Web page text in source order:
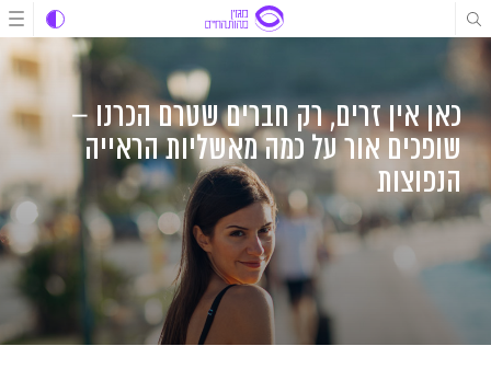
דלג
לתוכן
דלג
לתוכן
דלג
לניווט
כאן אין זרים, רק חברים שטרם הכרנו –
שופכים אור על כמה מאשליות הראייה
הנפוצות